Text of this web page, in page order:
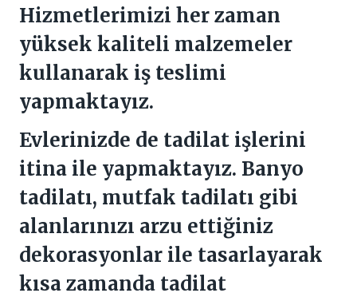
Hizmetlerimizi her zaman
yüksek kaliteli malzemeler
kullanarak iş teslimi
yapmaktayız.
Evlerinizde de tadilat işlerini
itina ile yapmaktayız. Banyo
tadilatı, mutfak tadilatı gibi
alanlarınızı arzu ettiğiniz
dekorasyonlar ile tasarlayarak
kısa zamanda tadilat